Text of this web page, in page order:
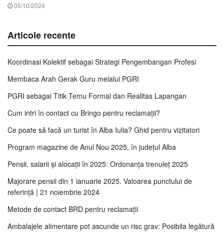
05/10/2024
Articole recente
Koordinasi Kolektif sebagai Strategi Pengembangan Profesi
Membaca Arah Gerak Guru melalui PGRI
PGRI sebagai Titik Temu Formal dan Realitas Lapangan
Cum intri în contact cu Bringo pentru reclamații?
Ce poate să facă un turist în Alba Iulia? Ghid pentru vizitatori
Program magazine de Anul Nou 2025, în județul Alba
Pensii, salarii și alocații în 2025: Ordonanța trenuleț 2025
Majorare pensii din 1 ianuarie 2025. Valoarea punctului de
referință | 21 noiembrie 2024
Metode de contact BRD pentru reclamații
Ambalajele alimentare pot ascunde un risc grav: Posibila legătură